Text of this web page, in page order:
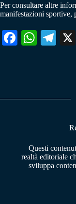
Per consultare altre
manifestazioni sportive,
Fa W
pp
Te
m
Questi
realtà editoriale
sviluppa